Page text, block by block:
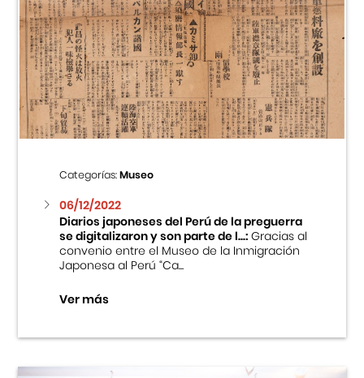
Categorías:Museo
06/12/2022
Diarios japoneses del Perú de la preguerra
se digitalizaron y son parte de l...:Gracias al
convenio entre el Museo de la Inmigración
Japonesa al Perú “Ca...
Ver más